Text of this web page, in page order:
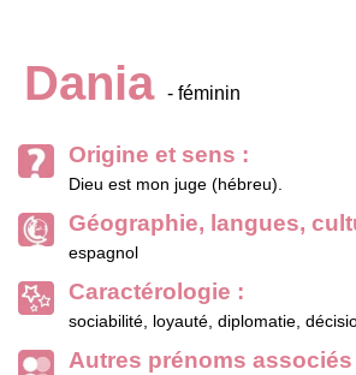
Dania - féminin
Origine et sens :
Dieu est mon juge (hébreu).
Géographie, langues,
espagnol
Caractérologie :
sociabilité, loyauté, diplomatie,
Autres prénoms associés